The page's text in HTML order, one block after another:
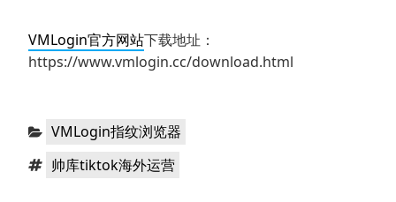
VMLogin官方网站下载地址：
https://www.vmlogin.cc/download.html
分 VMLogin指纹浏览器
标 帅库tiktok海外运营